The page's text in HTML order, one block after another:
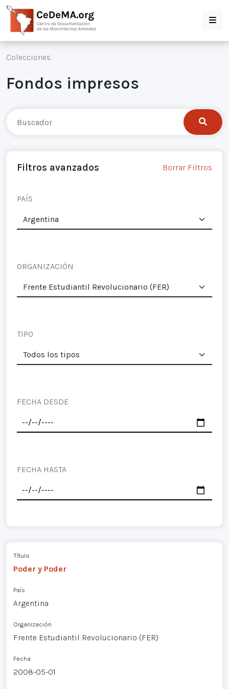
Colecciones
Fondos impresos
Filtros avanzados Borrar Filtros
PAÍS
ORGANIZACIÓN
TIPO
FECHA DESDE
FECHA HASTA
Título
Poder y Poder
País
Argentina
Organización
Frente Estudiantil Revolucionario (FER)
Fecha
2008-05-01